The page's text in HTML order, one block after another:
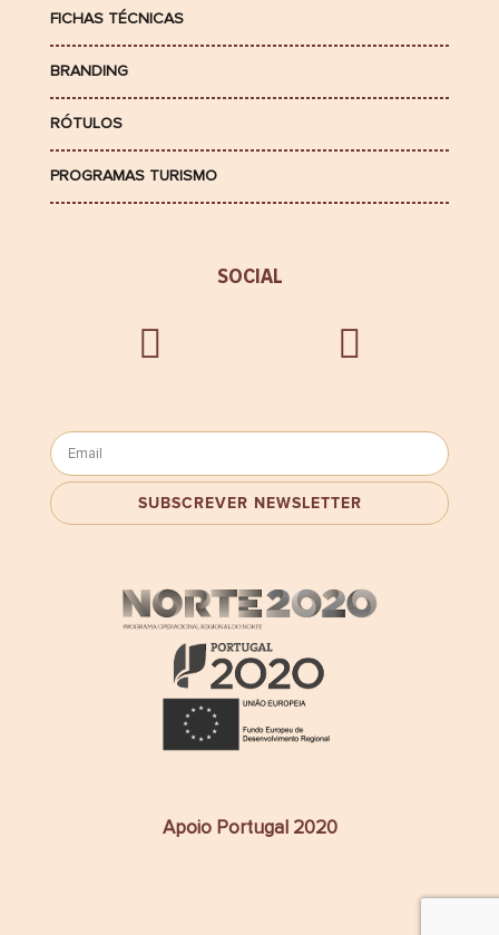
FICHAS TÉCNICAS
BRANDING
RÓTULOS
PROGRAMAS TURISMO
SOCIAL
Apoio Portugal 2020